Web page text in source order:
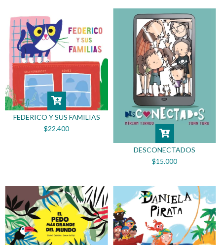
FEDERICO Y SUS FAMILIAS
$22.400
DESCONECTADOS
$15.000